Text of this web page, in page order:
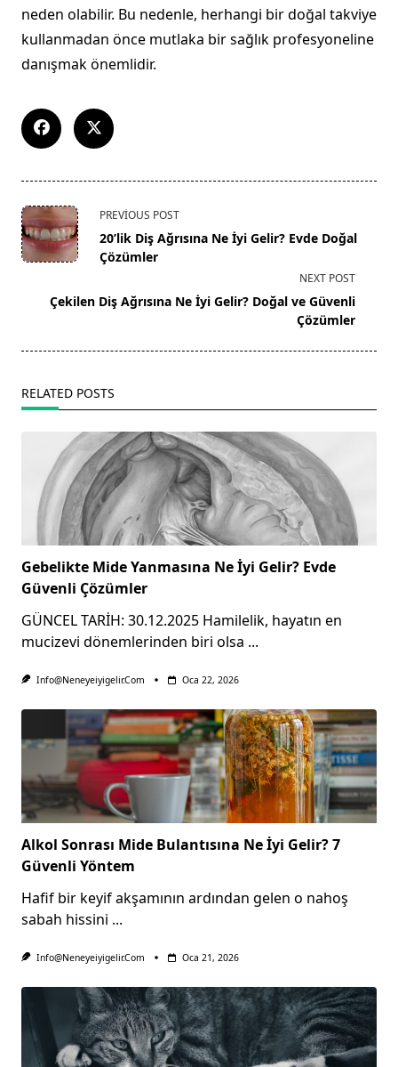
neden olabilir. Bu nedenle, herhangi bir doğal takviye
kullanmadan önce mutlaka bir sağlık profesyoneline
danışmak önemlidir.
<span
class="nav-
subtitle
reader-
PREVIOUS POST
20’lik Diş Ağrısına Ne İyi Gelir? Evde Doğal
Çözümler
NEXT POST
Çekilen Diş Ağrısına Ne İyi Gelir? Doğal ve Güvenli
Çözümler
RELATED POSTS
Gebelikte Mide Yanmasına Ne İyi Gelir? Evde
Güvenli Çözümler
GÜNCEL TARİH: 30.12.2025 Hamilelik, hayatın en
mucizevi dönemlerinden biri olsa ...
Info@neneyeiyigelir.com Oca 22, 2026
Alkol Sonrası Mide Bulantısına Ne İyi Gelir? 7
Güvenli Yöntem
Hafif bir keyif akşamının ardından gelen o nahoş
sabah hissini ...
Info@neneyeiyigelir.com Oca 21, 2026